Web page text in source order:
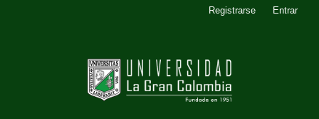
Registrarse Entrar